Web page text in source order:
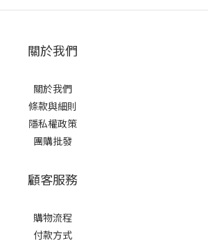
關於我們
關於我們
條款與細則
隱私權政策
團購批發
顧客服務
購物流程
付款方式